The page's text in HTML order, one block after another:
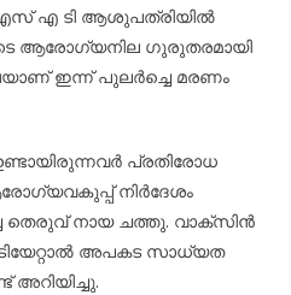
എസ് എ ടി ആശുപത്രിയിൽ
ആരോഗ്യനില ഗുരുതരമായി
ഇന്ന് പുലർച്ചെ മരണം
പ്രതിരോധ
നിർദേശം
തെരുവ് നായ ചത്തു. വാക്സിൻ
അപകട സാധ്യത